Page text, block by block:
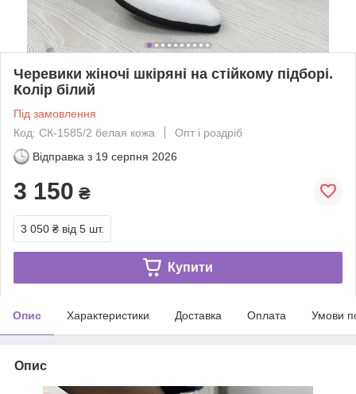
Черевики жіночі шкіряні на стійкому підборі.
Колір білий
Під замовлення
Код: СК-1585/2 белая кожа
Опт і роздріб
Відправка з 19 серпня 2026
3 150 ₴
3 050 ₴ від 5 шт.
Купити
Опис Характеристики Доставка Оплата Умови
Опис